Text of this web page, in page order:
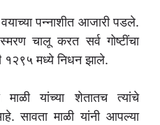
पन्नाशीत आजारी पडले.
चालू करत सर्व गोष्टींचा
१२९५ मध्ये निधन झाले.
यांच्या शेतातच त्यांचे
सावता माळी यांनी आपल्या